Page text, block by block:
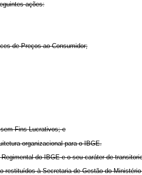
ações:
de Preços ao Consumidor;
Fins Lucrativos; e
organizacional para o IBGE.
do IBGE e o seu caráter de
restituídos à Secretaria de Gestão do